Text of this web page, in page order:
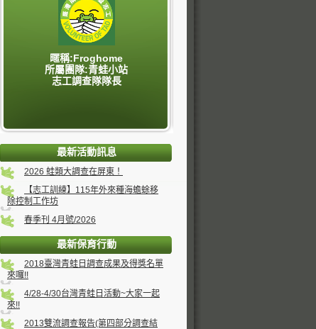
暱稱:Froghome
所屬團隊:青蛙小站
志工調查隊隊長
最新活動訊息
2026 蛙類大調查在屏東！
【志工訓練】115年外來種海蟾蜍移
除控制工作坊
春季刊 4月號/2026
最新保育行動
2018臺灣青蛙日調查成果及得獎名單
來囉!!
4/28-4/30台灣青蛙日活動~大家一起
來!!
2013雙流調查報告(第四部分調查結